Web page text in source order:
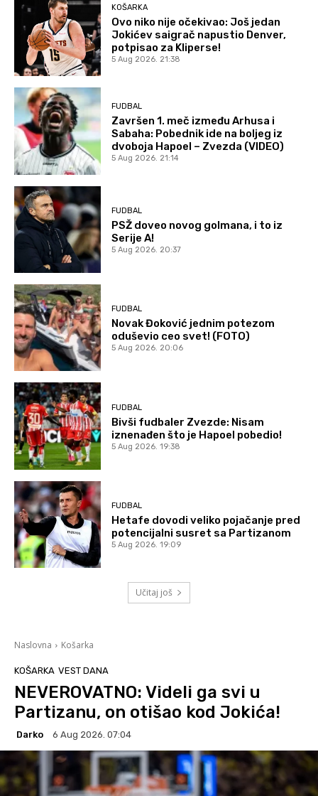
KOŠARKA
Ovo niko nije očekivao: Još jedan
Jokićev saigrač napustio Denver,
potpisao za Kliperse!
5 Aug 2026. 21:38
FUDBAL
Završen 1. meč između Arhusa i
Sabaha: Pobednik ide na boljeg iz
dvoboja Hapoel – Zvezda (VIDEO)
5 Aug 2026. 21:14
FUDBAL
PSŽ doveo novog golmana, i to iz
Serije A!
5 Aug 2026. 20:37
FUDBAL
Novak Đoković jednim potezom
oduševio ceo svet! (FOTO)
5 Aug 2026. 20:06
FUDBAL
Bivši fudbaler Zvezde: Nisam
iznenađen što je Hapoel pobedio!
5 Aug 2026. 19:38
FUDBAL
Hetafe dovodi veliko pojačanje pred
potencijalni susret sa Partizanom
5 Aug 2026. 19:09
Učitaj još